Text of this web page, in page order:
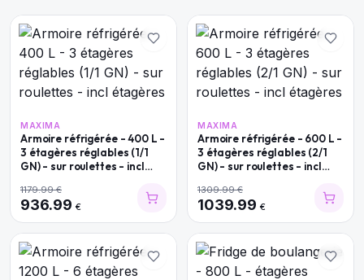
MAXIMA
Armoire réfrigérée - 400 L -
3 étagères réglables (1/1
GN) - sur roulettes - incl
1179.99€
936.99 €
MAXIMA
Armoire réfrigérée - 600 L -
3 étagères réglables (2/1
GN) - sur roulettes - incl
1309.99€
1039.99 €